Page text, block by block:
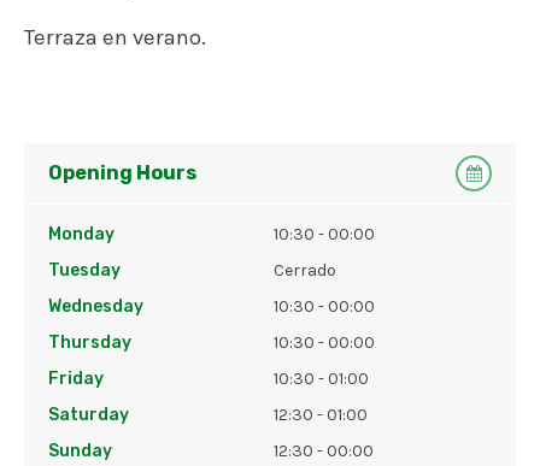
Terraza en verano.
Opening Hours
Monday
10:30 - 00:00
Tuesday
Cerrado
Wednesday
10:30 - 00:00
Thursday
10:30 - 00:00
Friday
10:30 - 01:00
Saturday
12:30 - 01:00
Sunday
12:30 - 00:00